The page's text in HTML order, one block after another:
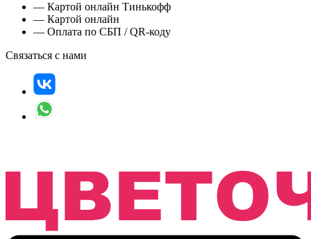
— Картой онлайн Тинькофф
— Картой онлайн
— Оплата по СБП / QR-коду
Связаться с нами